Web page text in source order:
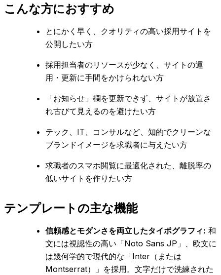
こんな方におすすめ
とにかく早く、クオリティの高い採用サイトを
公開したい方
採用担当者のリソースが少なく、サイトの運
用・更新に手間をかけられない方
「お知らせ」欄を更新できず、サイトが放置さ
れ古びて見えるのを避けたい方
テック、IT、コンサルなど、知的でクリーンな
ブランドイメージを求職者に与えたい方
求職者のスマホ閲覧に最適化された、離脱率の
低いサイトを作りたい方
テンプレートの主な機能
信頼感とモダンさを両立したタイポグラフィ: 和
文には視認性の高い「Noto Sans JP」、欧文に
は幾何学的で現代的な「Inter（または
Montserrat）」を採用。文字だけで洗練された